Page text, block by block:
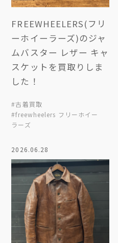
FREEWHEELERS(フリ
ーホイーラーズ)のジャ
ムバスター レザー キャ
スケットを買取りしま
した！
#古着買取
#freewheelers フリーホイー
ラーズ
2026.06.28